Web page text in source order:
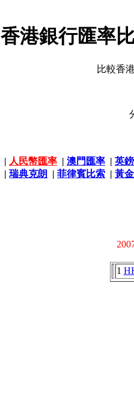
香港銀行匯率
比較香
| 人民幣匯率 | 澳門匯率 | 英
| 瑞典克朗 | 菲律賓比索 | 黃
1